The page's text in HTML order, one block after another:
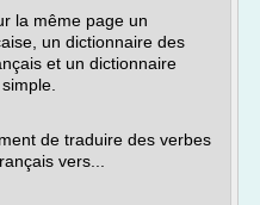
la même page un
un dictionnaire des
et un dictionnaire
de traduire des verbes
vers...